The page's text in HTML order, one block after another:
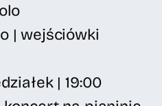
| wejściówki
| 19:00